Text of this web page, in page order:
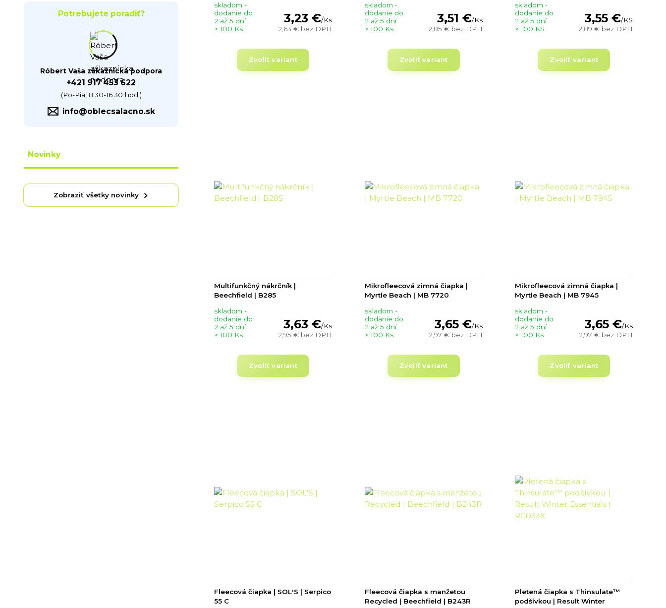
3,23 €/Ks
2,63 € bez DPH
skladom -
dodanie do
2 až 5 dní
> 100 Ks
Zvoliť variant
3,51 €/Ks
2,85 € bez DPH
skladom -
dodanie do
2 až 5 dní
> 100 Ks
Zvoliť variant
3,55 €/KS
2,89 € bez DPH
skladom -
dodanie do
2 až 5 dní
> 100 KS
Zvoliť variant
Multifunkčný nákrčník |
Beechfield | B285
3,63 €/Ks
2,95 € bez DPH
skladom -
dodanie do
2 až 5 dní
> 100 Ks
Zvoliť variant
Mikrofleecová zimná čiapka |
Myrtle Beach | MB 7720
3,65 €/Ks
2,97 € bez DPH
skladom -
dodanie do
2 až 5 dní
> 100 Ks
Zvoliť variant
Mikrofleecová zimná čiapka |
Myrtle Beach | MB 7945
3,65 €/Ks
2,97 € bez DPH
skladom -
dodanie do
2 až 5 dní
> 100 Ks
Zvoliť variant
Fleecová čiapka | SOL'S | Serpico
55 C
Fleecová čiapka s manžetou
Recycled | Beechfield | B243R
Pletená čiapka s Thinsulate™
podšívkou | Result Winter
Potrebujete poradiť?
Róbert Vaša zákaznícka podpora
+421 917 453 622
(Po-Pia, 8:30-16:30 hod.)
info@oblecsalacno.sk
Novinky
Zobraziť všetky novinky